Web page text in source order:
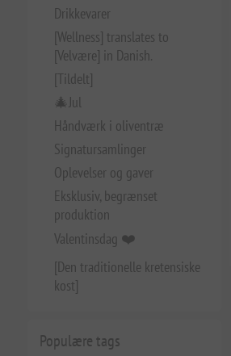
Drikkevarer
[Wellness] translates to
[Velvære] in Danish.
[Tildelt]
🎄Jul
Håndværk i oliventræ
Signatursamlinger
Oplevelser og gaver
Eksklusiv, begrænset
produktion
Valentinsdag ❤️
[Den traditionelle kretensiske
kost]
Populære tags